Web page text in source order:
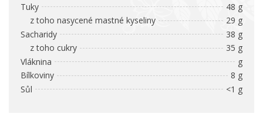
Tuky
48 g
z toho nasycené mastné kyseliny
29 g
Sacharidy
38 g
z toho cukry
35 g
Vláknina
g
Bílkoviny
8 g
Sůl
<1 g